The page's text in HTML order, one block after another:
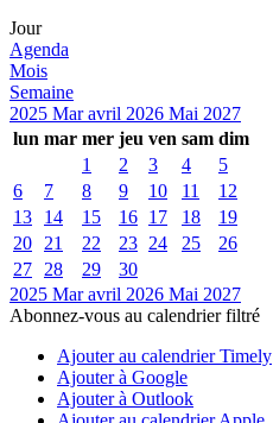
Jour
Agenda
Mois
Semaine
2025 Maravril 2026 Mai 2027
lun mar mer jeu ven sam dim
1
2 3 4
5
6
7 8 9 10 11
12
13
14 15 16 17 18
19
20
21 22 23 24 25
26
27
28 29
30
2025 Maravril 2026 Mai 2027
Abonnez-vous au calendrier filtré
Ajouter au calendrier Timely
Ajouter à Google
Ajouter à Outlook